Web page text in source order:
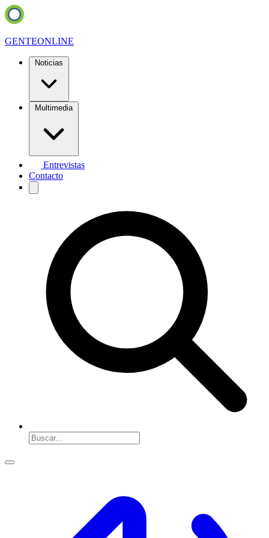
GENTEONLINE
Noticias
Multimedia
Entrevistas
Contacto